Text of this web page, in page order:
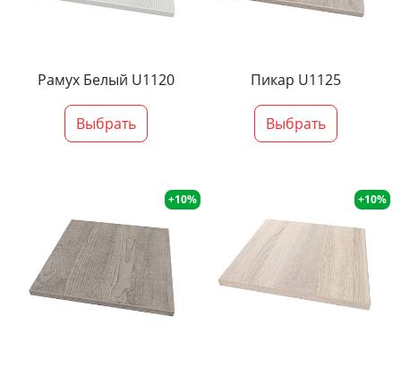
Рамух Белый U1120
Выбрать
Пикар U1125
Выбрать
+10% +10%